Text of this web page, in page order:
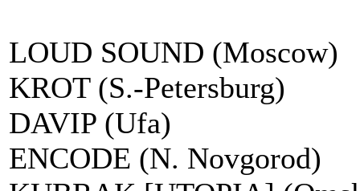
LOUD SOUND (Moscow)
KROT (S.-Petersburg)
DAVIP (Ufa)
ENCODE (N. Novgorod)